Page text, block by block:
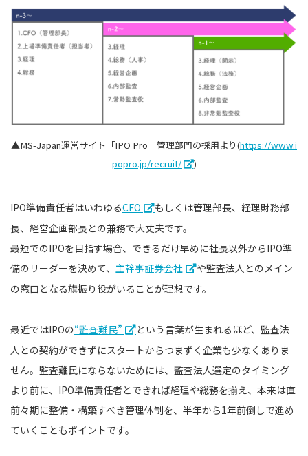
▲MS-Japan運営サイト「IPO Pro」管理部門の採用より(https://www.i
popro.jp/recruit/
)
IPO準備責任者はいわゆるCFO
もしくは管理部長、経理財務部
長、経営企画部長との兼務で大丈夫です。
最短でのIPOを目指す場合、できるだけ早めに社長以外からIPO準
備のリーダーを決めて、 主幹事証券会社
や監査法人とのメイン
の窓口となる旗振り役がいることが理想です。
最近ではIPOの“監査難民”
という言葉が生まれるほど、監査法
人との契約ができずにスタートからつまずく企業も少なくありま
せん。監査難民にならないためには、監査法人選定のタイミング
より前に、IPO準備責任者とできれば経理や総務を揃え、本来は直
前々期に整備・構築すべき管理体制を、半年から1年前倒しで進め
ていくこともポイントです。